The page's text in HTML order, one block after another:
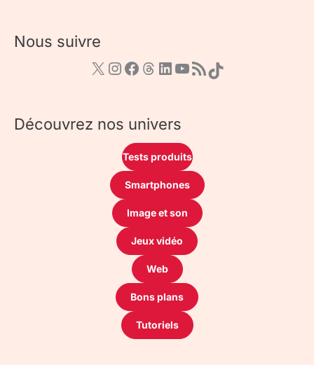
Nous suivre
Découvrez nos univers
Tests produits
Smartphones
Image et son
Jeux vidéo
Web
Bons plans
Tutoriels